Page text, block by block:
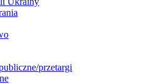
przetargi